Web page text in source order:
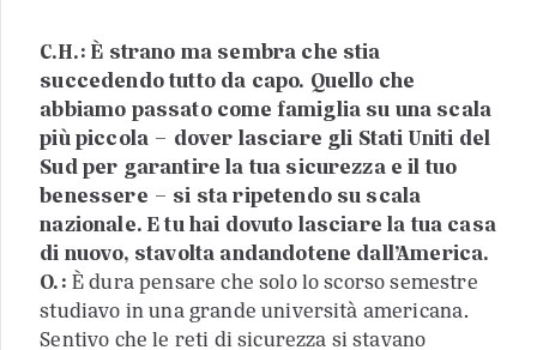
C.H.: È strano ma sembra che stia
succedendo tutto da capo. Quello che
abbiamo passato come famiglia su una scala
più piccola – dover lasciare gli Stati Uniti del
Sud per garantire la tua sicurezza e il tuo
benessere – si sta ripetendo su scala
nazionale. E tu hai dovuto lasciare la tua casa
di nuovo, stavolta andandotene dall’America.
O.: È dura pensare che solo lo scorso semestre
studiavo in una grande università americana.
Sentivo che le reti di sicurezza si stavano